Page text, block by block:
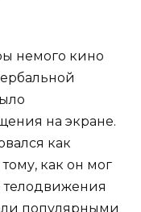
немого кино
на экране.
как
как он мог
телодвижения
популярными